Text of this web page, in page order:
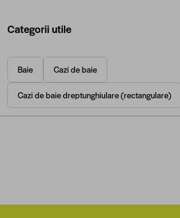
Categorii utile
Baie Cazi de baie
Cazi de baie dreptunghiulare (rectangulare)